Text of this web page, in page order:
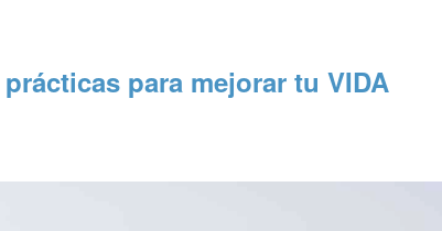
para mejorar tu VIDA